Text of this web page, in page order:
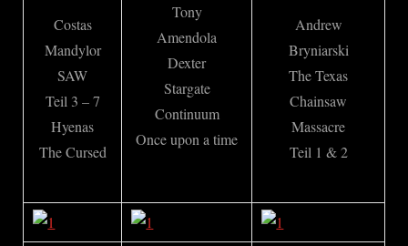
Costas
Mandylor
SAW
Teil 3 – 7
Hyenas
The Cursed
Tony
Amendola
Dexter
Stargate
Continuum
Once upon a time
Andrew
Bryniarski
The Texas
Chainsaw
Massacre
Teil 1 & 2